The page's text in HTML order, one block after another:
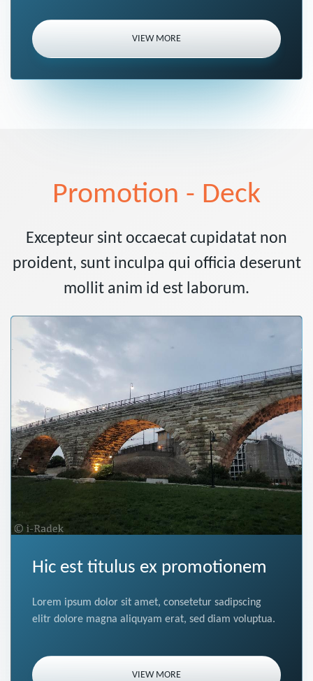
VIEW MORE
Promotion - Deck
Excepteur sint occaecat cupidatat non
proident, sunt inculpa qui officia deserunt
mollit anim id est laborum.
Hic est titulus ex promotionem
Lorem ipsum dolor sit amet, consetetur sadipscing
elitr dolore magna aliquyam erat, sed diam voluptua.
VIEW MORE